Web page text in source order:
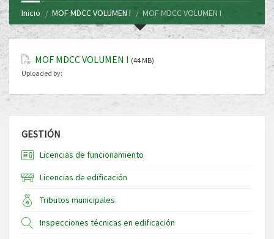
Inicio MOF MDCC VOLUMEN I MOF MDCC VOLUMEN I
MOF MDCC VOLUMEN I (44 MB)
Uploaded by:
GESTIÓN
Licencias de funcionamiento
Licencias de edificación
Tributos municipales
Inspecciones técnicas en edificación